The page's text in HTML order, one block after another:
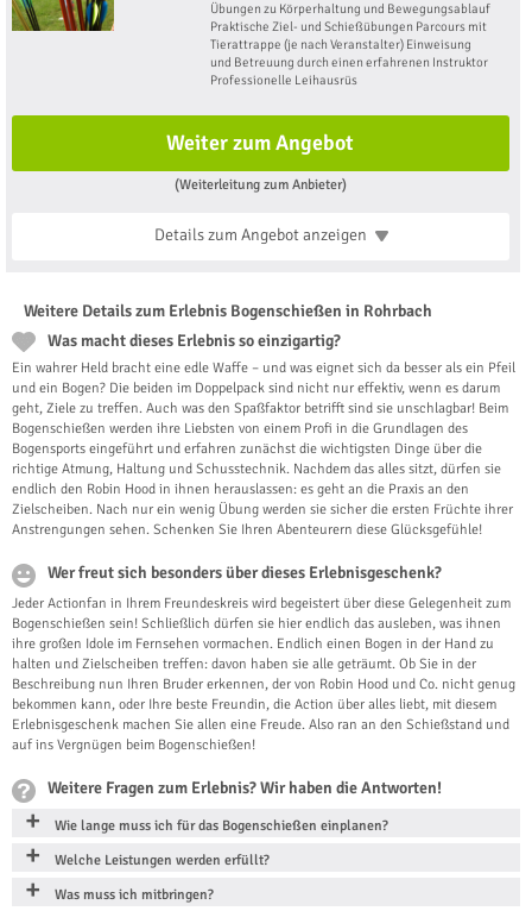
Übungen zu Körperhaltung und Bewegungsablauf
Praktische Ziel- und Schießübungen Parcours mit
Tierattrappe (je nach Veranstalter) ​​Einweisung
und Betreuung durch einen erfahrenen Instruktor
Professionelle Leihausrüs
Weiter zum Angebot
(Weiterleitung zum Anbieter)
Details zum Angebotanzeigen
Weitere Details zum Erlebnis Bogenschießen in Rohrbach
Was macht dieses Erlebnis so einzigartig?
Ein wahrer Held bracht eine edle Waffe – und was eignet sich da besser als ein Pfeil
und ein Bogen? Die beiden im Doppelpack sind nicht nur effektiv, wenn es darum
geht, Ziele zu treffen. Auch was den Spaßfaktor betrifft sind sie unschlagbar! Beim
Bogenschießen werden ihre Liebsten von einem Profi in die Grundlagen des
Bogensports eingeführt und erfahren zunächst die wichtigsten Dinge über die
richtige Atmung, Haltung und Schusstechnik. Nachdem das alles sitzt, dürfen sie
endlich den Robin Hood in ihnen herauslassen: es geht an die Praxis an den
Zielscheiben. Nach nur ein wenig Übung werden sie sicher die ersten Früchte ihrer
Anstrengungen sehen. Schenken Sie Ihren Abenteurern diese Glücksgefühle!
Wer freut sich besonders über dieses Erlebnisgeschenk?
Jeder Actionfan in Ihrem Freundeskreis wird begeistert über diese Gelegenheit zum
Bogenschießen sein! Schließlich dürfen sie hier endlich das ausleben, was ihnen
ihre großen Idole im Fernsehen vormachen. Endlich einen Bogen in der Hand zu
halten und Zielscheiben treffen: davon haben sie alle geträumt. Ob Sie in der
Beschreibung nun Ihren Bruder erkennen, der von Robin Hood und Co. nicht genug
bekommen kann, oder Ihre beste Freundin, die Action über alles liebt, mit diesem
Erlebnisgeschenk machen Sie allen eine Freude. Also ran an den Schießstand und
auf ins Vergnügen beim Bogenschießen!
Weitere Fragen zum Erlebnis? Wir haben die Antworten!
Wie lange muss ich für das Bogenschießen einplanen?
Welche Leistungen werden erfüllt?
Was muss ich mitbringen?